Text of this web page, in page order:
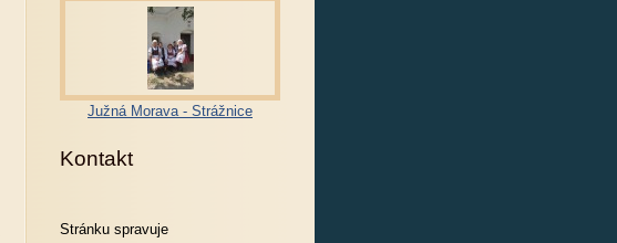
Južná Morava - Strážnice
Kontakt
Stránku spravuje